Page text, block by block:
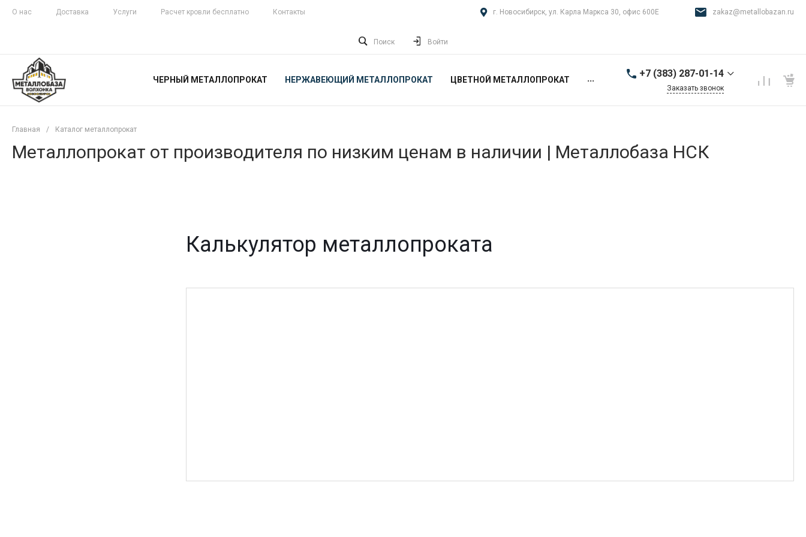
О нас Доставка Услуги Расчет кровли бесплатно Контакты г. Новосибирск, ул. Карла Маркса 30, офис 600Е zakaz@metallobazan.ru
Поиск Войти
ЧЕРНЫЙ МЕТАЛЛОПРОКАТ НЕРЖАВЕЮЩИЙ МЕТАЛЛОПРОКАТ ЦВЕТНОЙ МЕТАЛЛОПРОКАТ ... +7 (383) 287-01-14
9:00-18:00 пн-пт
Заказать звонок
Главная / Каталог металлопрокат
Металлопрокат от производителя по низким ценам в наличии | Металлобаза НСК
Калькулятор металлопроката